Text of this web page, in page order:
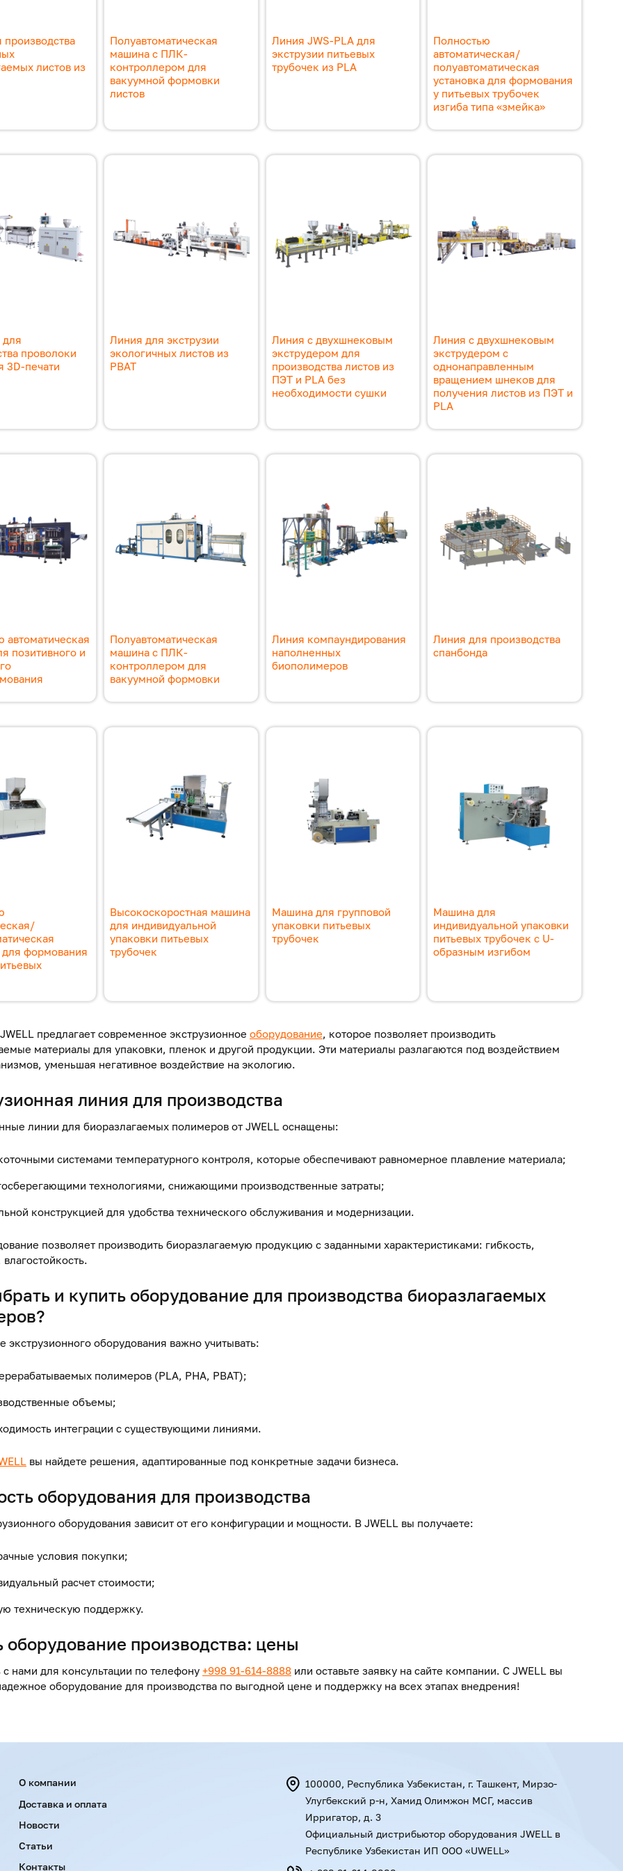
листов из
Полуавтоматическая
машина с ПЛК-
контроллером для
вакуумной формовки
листов
Линия JWS-PLA для
экструзии питьевых
трубочек из PLA
Полностью
автоматическая/
полуавтоматическая
установка для формования
у питьевых трубочек
изгиба типа «змейка»
для
проволоки
3D-печати
Линия для экструзии
экологичных листов из
PBAT
Линия с двухшнековым
экструдером для
производства листов из
ПЭТ и PLA без
необходимости сушки
Линия с двухшнековым
экструдером с
однонаправленным
вращением шнеков для
получения листов из ПЭТ и
PLA
автоматическая
позитивного и
Полуавтоматическая
машина с ПЛК-
контроллером для
вакуумной формовки
Линия компаундирования
наполненных
биополимеров
Линия для производства
спанбонда
для формования
Высокоскоростная машина
для индивидуальной
упаковки питьевых
трубочек
Машина для групповой
упаковки питьевых
трубочек
Машина для
индивидуальной упаковки
питьевых трубочек с U-
образным изгибом
предлагает современное экструзионное оборудование, которое позволяет производить
материалы для упаковки, пленок и другой продукции. Эти материалы разлагаются под воздействием
уменьшая негативное воздействие на экологию.
линия для производства
линии для биоразлагаемых полимеров от JWELL оснащены:
системами температурного контроля, которые обеспечивают равномерное плавление материала;
технологиями, снижающими производственные затраты;
конструкцией для удобства технического обслуживания и модернизации.
позволяет производить биоразлагаемую продукцию с заданными характеристиками: гибкость,
и купить оборудование для производства биоразлагаемых
экструзионного оборудования важно учитывать:
полимеров (PLA, PHA, PBAT);
объемы;
интеграции с существующими линиями.
вы найдете решения, адаптированные под конкретные задачи бизнеса.
оборудования для производства
оборудования зависит от его конфигурации и мощности. В JWELL вы получаете:
условия покупки;
расчет стоимости;
техническую поддержку.
оборудование производства: цены
нами для консультации по телефону +998 91-614-8888 или оставьте заявку на сайте компании. С JWELL вы
оборудование для производства по выгодной цене и поддержку на всех этапах внедрения!
Menu footer
О компании
Доставка и оплата
Новости
Статьи
Контакты
100000, Республика Узбекистан, г. Ташкент, Мирзо-
Улугбекский р-н, Хамид Олимжон МСГ, массив
Ирригатор, д. 3
Официальный дистрибьютор оборудования JWELL в
Республике Узбекистан ИП ООО «UWELL»